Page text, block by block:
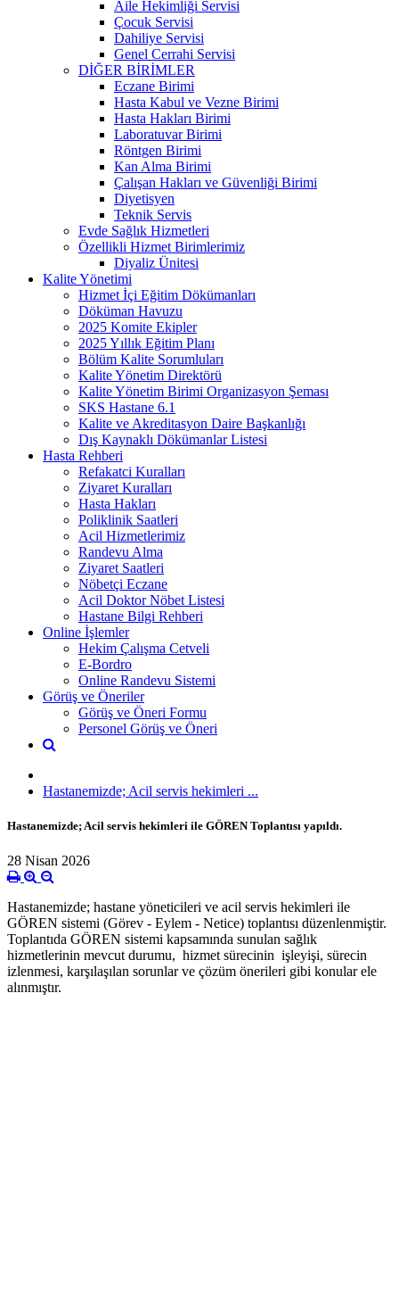
Aile Hekimliği Servisi
Çocuk Servisi
Dahiliye Servisi
Genel Cerrahi Servisi
DİĞER BİRİMLER
Eczane Birimi
Hasta Kabul ve Vezne Birimi
Hasta Hakları Birimi
Laboratuvar Birimi
Röntgen Birimi
Kan Alma Birimi
Çalışan Hakları ve Güvenliği Birimi
Diyetisyen
Teknik Servis
Evde Sağlık Hizmetleri
Özellikli Hizmet Birimlerimiz
Diyaliz Ünitesi
Kalite Yönetimi
Hizmet İçi Eğitim Dökümanları
Döküman Havuzu
2025 Komite Ekipler
2025 Yıllık Eğitim Planı
Bölüm Kalite Sorumluları
Kalite Yönetim Direktörü
Kalite Yönetim Birimi Organizasyon Şeması
SKS Hastane 6.1
Kalite ve Akreditasyon Daire Başkanlığı
Dış Kaynaklı Dökümanlar Listesi
Hasta Rehberi
Refakatci Kuralları
Ziyaret Kuralları
Hasta Hakları
Poliklinik Saatleri
Acil Hizmetlerimiz
Randevu Alma
Ziyaret Saatleri
Nöbetçi Eczane
Acil Doktor Nöbet Listesi
Hastane Bilgi Rehberi
Online İşlemler
Hekim Çalışma Cetveli
E-Bordro
Online Randevu Sistemi
Görüş ve Öneriler
Görüş ve Öneri Formu
Personel Görüş ve Öneri
Hastanemizde; Acil servis hekimleri ...
Hastanemizde; Acil servis hekimleri ile GÖREN Toplantısı yapıldı.
28 Nisan 2026
Hastanemizde; hastane yöneticileri ve acil servis hekimleri ile
GÖREN sistemi (Görev - Eylem - Netice) toplantısı düzenlenmiştir.
Toplantıda GÖREN sistemi kapsamında sunulan sağlık
hizmetlerinin mevcut durumu, hizmet sürecinin işleyişi, sürecin
izlenmesi, karşılaşılan sorunlar ve çözüm önerileri gibi konular ele
alınmıştır.